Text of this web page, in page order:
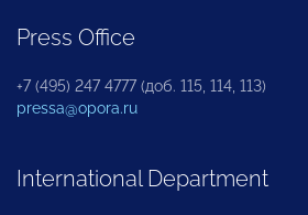
Press Office
+7 (495) 247 4777 (доб. 115, 114, 113)
pressa@opora.ru
International Department